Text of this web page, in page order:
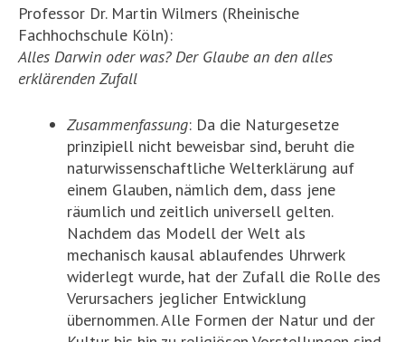
Professor Dr. Martin Wilmers (Rheinische
Fachhochschule Köln):
Alles Darwin oder was? Der Glaube an den alles
erklärenden Zufall
Zusammenfassung: Da die Naturgesetze
prinzipiell nicht beweisbar sind, beruht die
naturwissenschaftliche Welterklärung auf
einem Glauben, nämlich dem, dass jene
räumlich und zeitlich universell gelten.
Nachdem das Modell der Welt als
mechanisch kausal ablaufendes Uhrwerk
widerlegt wurde, hat der Zufall die Rolle des
Verursachers jeglicher Entwicklung
übernommen. Alle Formen der Natur und der